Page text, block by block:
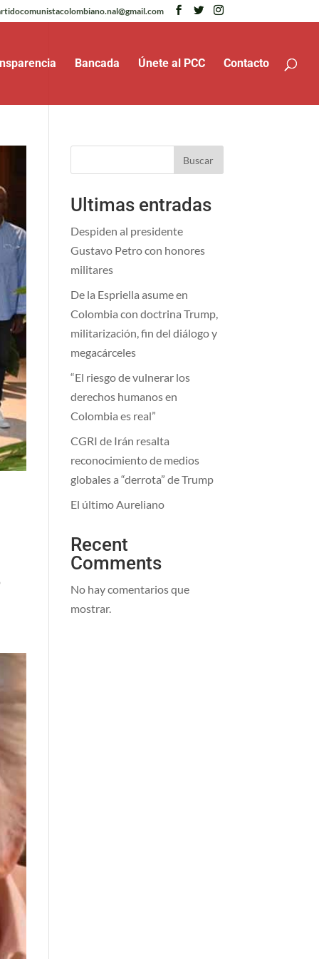
Bancada Únete al PCC Contacto
Buscar
Ultimas entradas
Despiden al presidente
Gustavo Petro con honores
militares
De la Espriella asume en
Colombia con doctrina Trump,
militarización, fin del diálogo y
megacárceles
“El riesgo de vulnerar los
derechos humanos en
Colombia es real”
CGRI de Irán resalta
reconocimiento de medios
globales a “derrota” de Trump
El último Aureliano
Recent
Comments
No hay comentarios que
mostrar.